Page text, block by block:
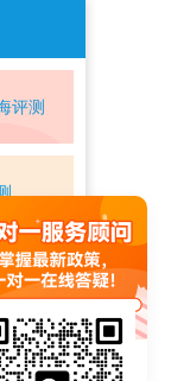
评测
测
自测